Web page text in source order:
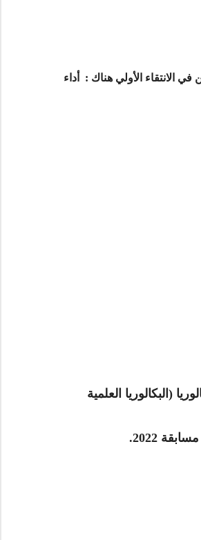
في الانتقاء الأولي هناك : أداء
2022 أو الحاصلين على البكالوريا (البكالوريا العلمية